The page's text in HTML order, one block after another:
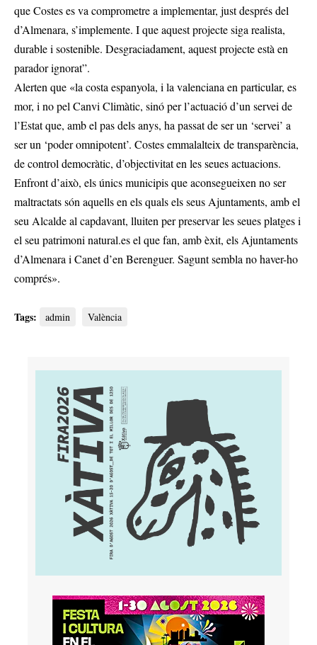
que Costes es va comprometre a implementar, just després del
d’Almenara, s’implemente. I que aquest projecte siga realista,
durable i sostenible. Desgraciadament, aquest projecte està en
parador ignorat”.
Alerten que «la costa espanyola, i la valenciana en particular, es
mor, i no pel Canvi Climàtic, sinó per l’actuació d’un servei de
l’Estat que, amb el pas dels anys, ha passat de ser un ‘servei’ a
ser un ‘poder omnipotent’. Costes emmalalteix de transparència,
de control democràtic, d’objectivitat en les seues actuacions.
Enfront d’això, els únics municipis que aconsegueixen no ser
maltractats són aquells en els quals els seus Ajuntaments, amb el
seu Alcalde al capdavant, lluiten per preservar les seues platges i
el seu patrimoni natural.es el que fan, amb èxit, els Ajuntaments
d’Almenara i Canet d’en Berenguer. Sagunt sembla no haver-ho
comprés».
Tags: admin València